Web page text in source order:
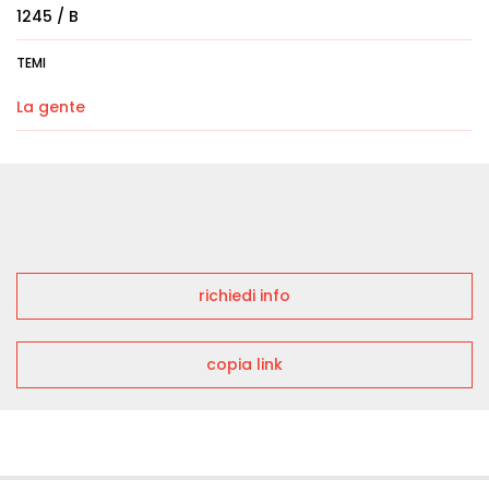
1245 / B
TEMI
La gente
richiedi info
copia link